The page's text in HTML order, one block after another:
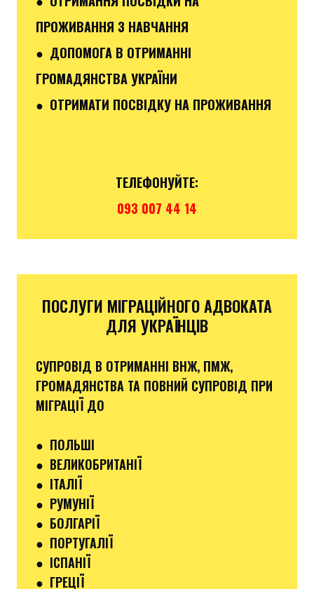
ПРОЖИВАННЯ З НАВЧАННЯ
● ДОПОМОГА В ОТРИМАННІ
ГРОМАДЯНСТВА УКРАЇНИ
● ОТРИМАТИ ПОСВІДКУ НА ПРОЖИВАННЯ
ТЕЛЕФОНУЙТЕ:
093 007 44 14
ПОСЛУГИ МІГРАЦІЙНОГО АДВОКАТА
ДЛЯ УКРАЇНЦІВ
СУПРОВІД В ОТРИМАННІ ВНЖ, ПМЖ,
ГРОМАДЯНСТВА ТА ПОВНИЙ СУПРОВІД ПРИ
МІГРАЦІЇ ДО
● ПОЛЬШІ
● ВЕЛИКОБРИТАНІЇ
● ІТАЛІЇ
● РУМУНІЇ
● БОЛГАРІЇ
● ПОРТУГАЛІЇ
● ІСПАНІЇ
● ГРЕЦІЇ